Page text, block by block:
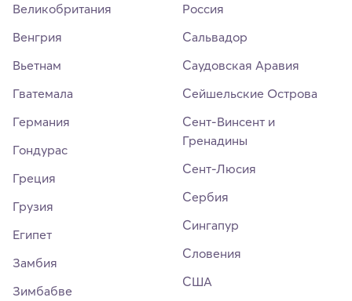
Великобритания
Венгрия
Вьетнам
Гватемала
Германия
Гондурас
Греция
Грузия
Египет
Замбия
Зимбабве
Россия
Сальвадор
Саудовская Аравия
Сейшельские Острова
Сент-Винсент и
Гренадины
Сент-Люсия
Сербия
Сингапур
Словения
США